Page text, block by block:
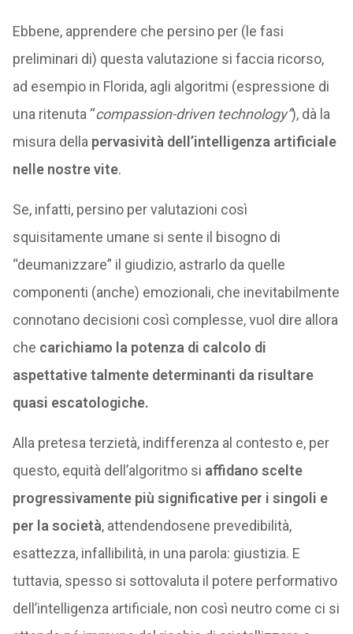
Ebbene, apprendere che persino per (le fasi
preliminari di) questa valutazione si faccia ricorso,
ad esempio in Florida, agli algoritmi (espressione di
una ritenuta “compassion-driven technology”), dà la
misura della pervasività dell’intelligenza artificiale
nelle nostre vite.
Se, infatti, persino per valutazioni così
squisitamente umane si sente il bisogno di
“deumanizzare” il giudizio, astrarlo da quelle
componenti (anche) emozionali, che inevitabilmente
connotano decisioni così complesse, vuol dire allora
che carichiamo la potenza di calcolo di
aspettative talmente determinanti da risultare
quasi escatologiche.
Alla pretesa terzietà, indifferenza al contesto e, per
questo, equità dell’algoritmo si affidano scelte
progressivamente più significative per i singoli e
per la società, attendendosene prevedibilità,
esattezza, infallibilità, in una parola: giustizia. E
tuttavia, spesso si sottovaluta il potere performativo
dell’intelligenza artificiale, non così neutro come ci si